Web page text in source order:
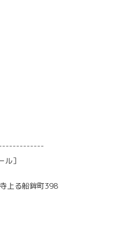
ル］
上る船鉾町398